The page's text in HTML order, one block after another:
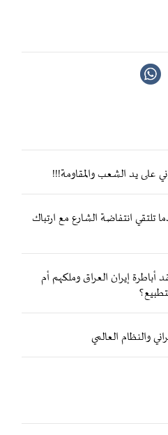
على يد الشعب والمقاومة!!!
تلتقي انتفاضة الشارع مع ارتباك
إيران العراق وملكهم أم
والنظام العالمي